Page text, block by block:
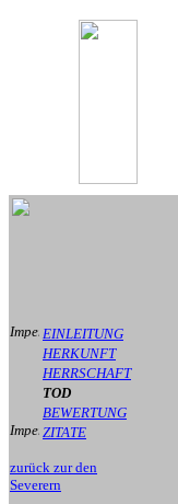
EINLEITUNG
HERKUNFT
HERRSCHAFT
TOD
BEWERTUNG
ZITATE
zurück zur den
Severern